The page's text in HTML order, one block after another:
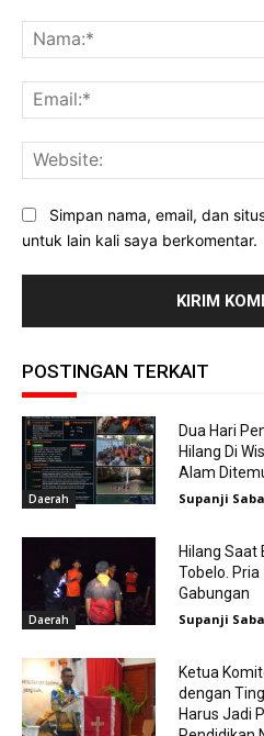
Simpan nama, email, dan
untuk lain kali saya berkomentar.
POSTINGAN TERKAIT
Daerah
Dua Hari
Hilang Di
Alam
Supanji
Daerah
Hilang Saat
Tobelo. Pria
Gabungan
Supanji
Ketua
dengan
Harus Jadi